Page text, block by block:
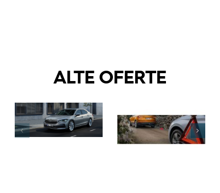
ALTE OFERTE